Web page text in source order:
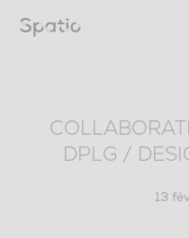
content
DPLG /
13